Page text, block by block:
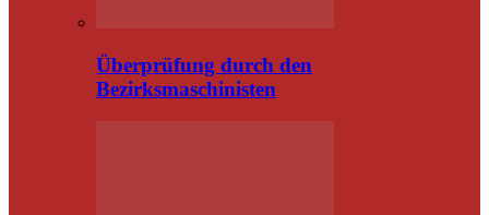
Überprüfung durch den
Bezirksmaschinisten